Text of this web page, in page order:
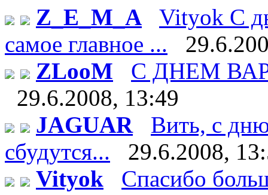
Z_E_M_A
Vityok С
самое главное ...
ZLooM
С ДНЕМ
29.6.2008, 13:49
JAGUAR
Вить, с
сбудутся...
29.6.2008,
Vityok
Спасибо